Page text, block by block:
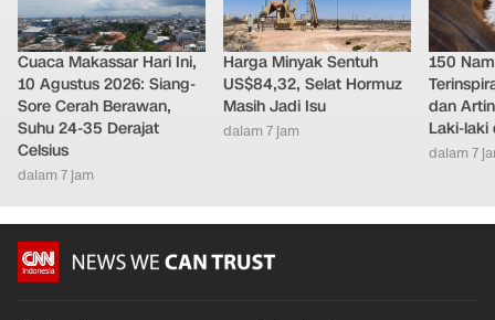
Cuaca Makassar Hari Ini,
10 Agustus 2026: Siang-
Sore Cerah Berawan,
Suhu 24-35 Derajat
Celsius
dalam 7 jam
Harga Minyak Sentuh
US$84,32, Selat Hormuz
Masih Jadi Isu
dalam 7 jam
150
dan
Laki-laki
dalam 7